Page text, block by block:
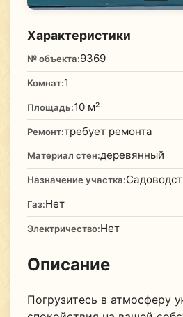
Характеристики
№ объекта:9369
Комнат:1
Площадь:10 м²
Ремонт:требует ремонта
Материал стен:деревянный
Назначение участка:
Газ:Нет
Электричество:Нет
Описание
Погрузитесь в атмосферу